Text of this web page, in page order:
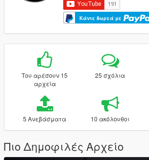
Κάντε δωρεά με
Του αρέσουν 15
αρχεία
25 σχόλια
5 Ανεβάσματα 10 ακόλουθοι
Πιο Δημοφιλές Αρχείο